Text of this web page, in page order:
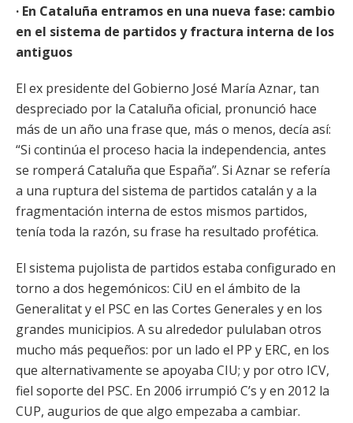
· En Cataluña entramos en una nueva fase: cambio
en el sistema de partidos y fractura interna de los
antiguos
El ex presidente del Gobierno José María Aznar, tan
despreciado por la Cataluña oficial, pronunció hace
más de un año una frase que, más o menos, decía así:
“Si continúa el proceso hacia la independencia, antes
se romperá Cataluña que España”. Si Aznar se refería
a una ruptura del sistema de partidos catalán y a la
fragmentación interna de estos mismos partidos,
tenía toda la razón, su frase ha resultado profética.
El sistema pujolista de partidos estaba configurado en
torno a dos hegemónicos: CiU en el ámbito de la
Generalitat y el PSC en las Cortes Generales y en los
grandes municipios. A su alrededor pululaban otros
mucho más pequeños: por un lado el PP y ERC, en los
que alternativamente se apoyaba CIU; y por otro ICV,
fiel soporte del PSC. En 2006 irrumpió C’s y en 2012 la
CUP, augurios de que algo empezaba a cambiar.